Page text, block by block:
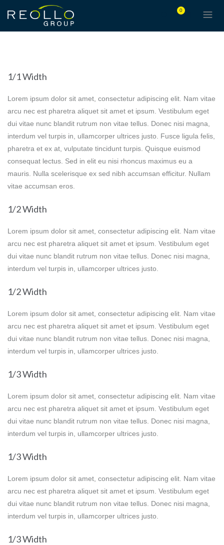
0
1/1 Width
Lorem ipsum dolor sit amet, consectetur adipiscing elit. Nam vitae
arcu nec est pharetra aliquet sit amet et ipsum. Vestibulum eget
dui vitae nunc blandit rutrum non vitae tellus. Donec nisi magna,
interdum vel turpis in, ullamcorper ultrices justo. Fusce ligula felis,
pharetra et ex at, vulputate tincidunt turpis. Quisque euismod
consequat lectus. Sed in elit eu nisi rhoncus maximus eu a
mauris. Nulla scelerisque ex sed nibh accumsan efficitur. Nullam
vitae accumsan eros.
1/2 Width
Lorem ipsum dolor sit amet, consectetur adipiscing elit. Nam vitae
arcu nec est pharetra aliquet sit amet et ipsum. Vestibulum eget
dui vitae nunc blandit rutrum non vitae tellus. Donec nisi magna,
interdum vel turpis in, ullamcorper ultrices justo.
1/2 Width
Lorem ipsum dolor sit amet, consectetur adipiscing elit. Nam vitae
arcu nec est pharetra aliquet sit amet et ipsum. Vestibulum eget
dui vitae nunc blandit rutrum non vitae tellus. Donec nisi magna,
interdum vel turpis in, ullamcorper ultrices justo.
1/3 Width
Lorem ipsum dolor sit amet, consectetur adipiscing elit. Nam vitae
arcu nec est pharetra aliquet sit amet et ipsum. Vestibulum eget
dui vitae nunc blandit rutrum non vitae tellus. Donec nisi magna,
interdum vel turpis in, ullamcorper ultrices justo.
1/3 Width
Lorem ipsum dolor sit amet, consectetur adipiscing elit. Nam vitae
arcu nec est pharetra aliquet sit amet et ipsum. Vestibulum eget
dui vitae nunc blandit rutrum non vitae tellus. Donec nisi magna,
interdum vel turpis in, ullamcorper ultrices justo.
1/3 Width